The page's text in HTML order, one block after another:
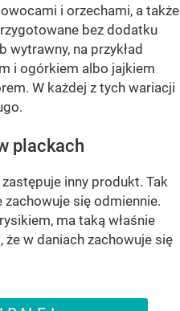
i orzechami, a także
bez dodatku
wytrawny, na przykład
i ogórkiem albo jajkiem
W każdej z tych wariacji
plackach
inny produkt. Tak
się odmiennie.
ma taką właśnie
w daniach zachowuje się